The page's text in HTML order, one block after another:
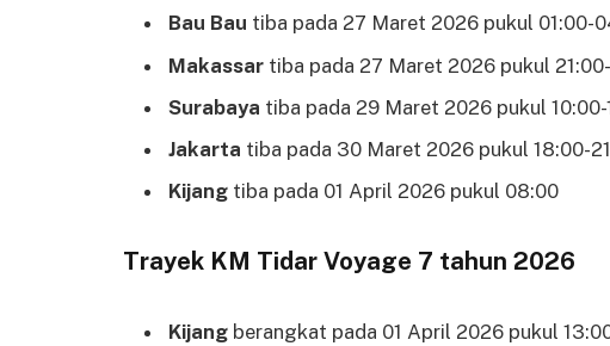
Bau Bau tiba pada 27 Maret 2026 pukul 01:00-
Makassar tiba pada 27 Maret 2026 pukul
Surabaya tiba pada 29 Maret 2026 pukul 10:00-
Jakarta tiba pada 30 Maret 2026 pukul 18:00-
Kijang tiba pada 01 April 2026 pukul 08:00
Trayek KM Tidar Voyage 7 tahun 2026
Kijang berangkat pada 01 April 2026 pukul